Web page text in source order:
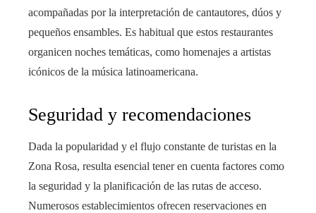
acompañadas por la interpretación de cantautores, dúos y
pequeños ensambles. Es habitual que estos restaurantes
organicen noches temáticas, como homenajes a artistas
icónicos de la música latinoamericana.
Seguridad y recomendaciones
Dada la popularidad y el flujo constante de turistas en la
Zona Rosa, resulta esencial tener en cuenta factores como
la seguridad y la planificación de las rutas de acceso.
Numerosos establecimientos ofrecen reservaciones en